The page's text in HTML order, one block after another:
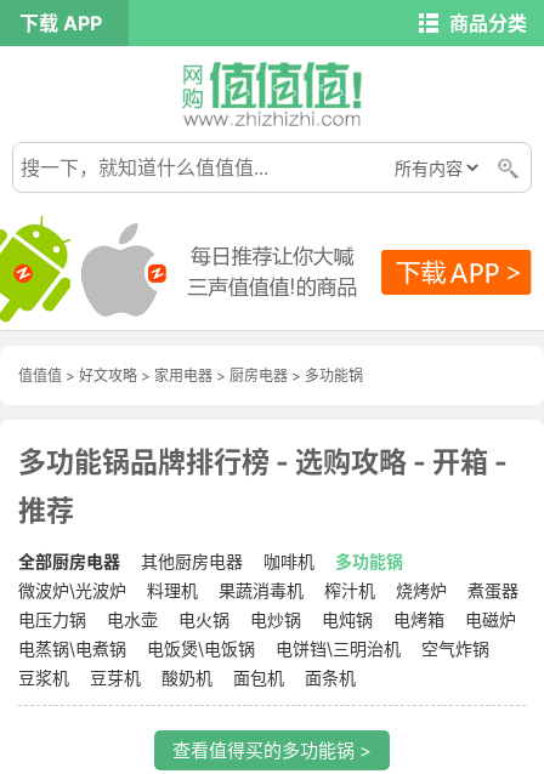
下载 APP 商品分类
值值值 > 好文攻略 > 家用电器 > 厨房电器 > 多功能锅
多功能锅品牌排行榜 - 选购攻略 - 开箱 -
推荐
全部厨房电器 其他厨房电器 咖啡机
多功能锅
微波炉\光波炉
料理机 果蔬消毒机 榨汁机 烧烤炉
煮蛋器
电压力锅
电水壶 电火锅 电炒锅 电炖锅 电烤箱
电磁炉
电蒸锅\电煮锅
电饭煲\电饭锅 电饼铛\三明治机
空气炸锅
豆浆机
豆芽机 酸奶机 面包机 面条机
查看值得买的多功能锅 >